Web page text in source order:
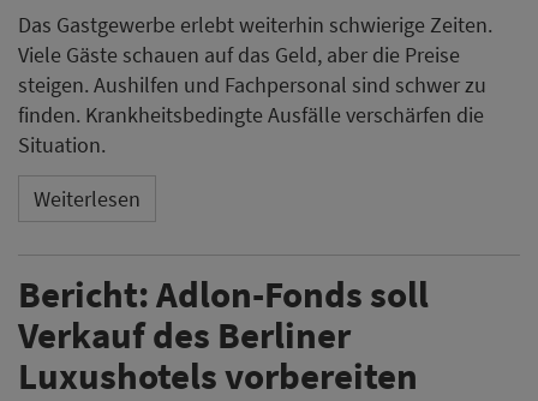
Das Gastgewerbe erlebt weiterhin schwierige Zeiten.
Viele Gäste schauen auf das Geld, aber die Preise
steigen. Aushilfen und Fachpersonal sind schwer zu
finden. Krankheitsbedingte Ausfälle verschärfen die
Situation.
Weiterlesen
Bericht: Adlon-Fonds soll
Verkauf des Berliner
Luxushotels vorbereiten